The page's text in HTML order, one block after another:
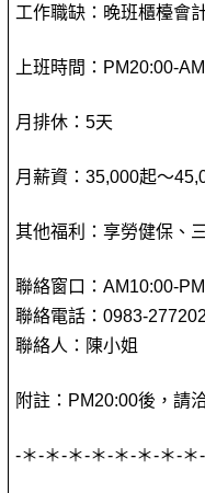
工作職缺：晚班櫃檯會
上班時間：PM20:00-
月排休：5天
月薪資：35,000起～
其他福利：享勞健保、
聯絡窗口：AM10:00-
聯絡電話：0983-277202
聯絡人：陳小姐
附註：PM20:00後，請
-＊-＊-＊-＊-＊-＊-＊-